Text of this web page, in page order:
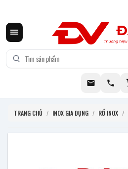
TRANG CHỦ / INOX GIA DỤNG / RỔ INOX /